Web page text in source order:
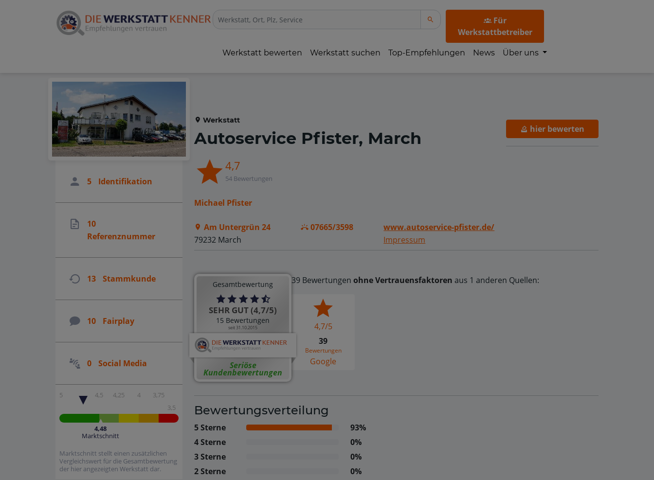
Für
Werkstattbetreiber
Werkstatt bewerten Werkstatt suchen Top-Empfehlungen News Über uns
5 Identifikation
10
Referenznummer
13 Stammkunde
10 Fairplay
0 Social Media
5 4,5 4,25 4
3,75
3,5
4,48
Marktschnitt
Marktschnitt stellt einen zusätzlichen
Vergleichswert für die Gesamtbewertung
der hier angezeigten Werkstatt dar.
Werkstatt
Autoservice Pfister, March
4,7
54 Bewertungen
Michael Pfister
Am Untergrün 24
79232 March
07665/3598
www.autoservice-pfister.de/
Impressum
hier bewerten
Gesamtbewertung
SEHR GUT (4,7/5)
15 Bewertungen
seit 31.10.2015
Seriöse
Kundenbewertungen
39 Bewertungen ohne Vertrauensfaktoren aus 1 anderen Quellen:
4,7/5
39
Bewertungen
Google
Bewertungsverteilung
5 Sterne
93%
4 Sterne
0%
3 Sterne
0%
2 Sterne
0%